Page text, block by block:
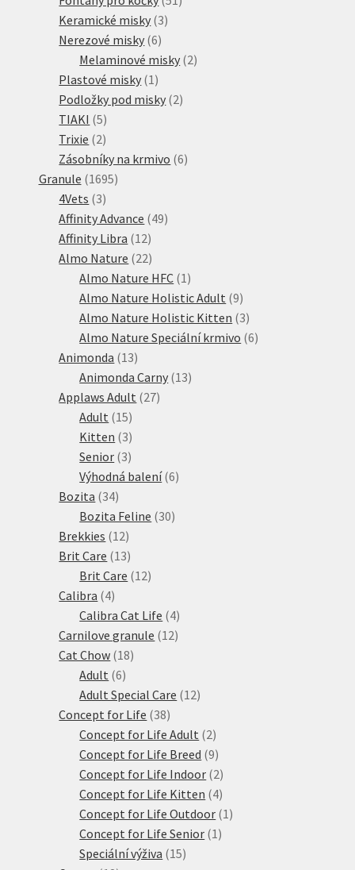
Keramické misky 33
Nerezové misky 66
produktů
Melaminové misky 22
Plastové misky 1 1
produkt
Podložky pod misky 22
TIAKI 55
produktů
Trixie 22
produkty
Zásobníky na krmivo 66
Granule 16951695
4Vets 33
produkty
Affinity Advance 4949
Affinity Libra 1212
produktů
Almo Nature 2222
produktů
Almo Nature HFC 1 1
produkt
Almo Nature Holistic Adult 99
produktů
Almo Nature Holistic Kitten 33
produkty
Almo Nature Speciální krmivo 66
Animonda 1313
produktů
Animonda Carny 1313
Applaws Adult 2727
Adult 1515
produktů
Kitten 33
produkty
Senior 33
produkty
Výhodná balení 66
Bozita 3434
produktů
Bozita Feline 3030
Brekkies 1212
produktů
Brit Care 1313
produktů
Brit Care 1212
Calibra 44
produkty
Calibra Cat Life 44
produkty
Carnilove granule 1212
Cat Chow 1818
Adult 66
produktů
Adult Special Care 1212
Concept for Life 3838
produktů
Concept for Life Adult 22
produkty
Concept for Life Breed 99
produktů
Concept for Life Indoor 22
produkty
Concept for Life Kitten 44
produkty
Concept for Life Outdoor 1 1
Concept for Life Senior 1 1
Speciální výživa 1515